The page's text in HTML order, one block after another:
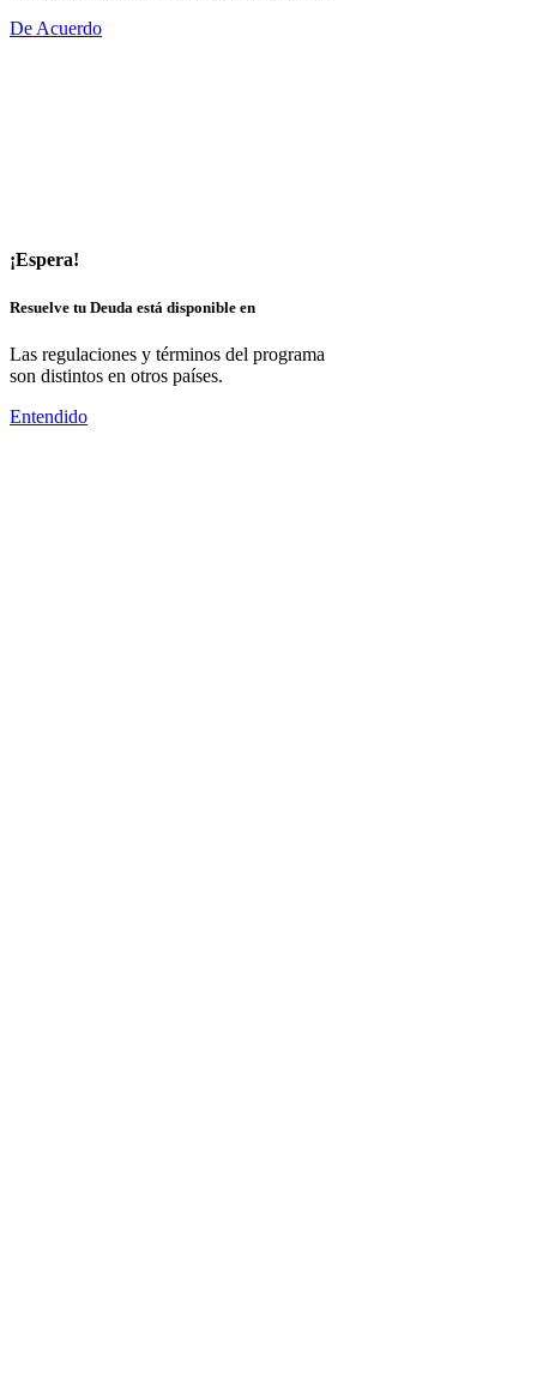
De Acuerdo
¡Espera!
Resuelve tu Deuda está disponible en
Las regulaciones y términos del programa
son distintos en otros países.
Entendido